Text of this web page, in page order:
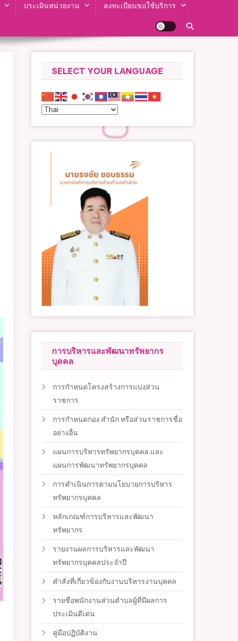
ประเมินหน่วยงาน ลงทะเบียนขอใช้บริการ
SELECT YOUR LANGUAGE
การบริหารและพัฒนาทรัพยากร
บุคคล
การกำหนดโครงสร้างการแบ่งส่วน
ราชการ
การกำหนดกอง สำนัก หรือส่วนราชการชื่อ
อย่างอื่น
แผนการบริหารทรัพยากรบุคคล และ
แผนการพัฒนาทรัพยากรบุคคล
การดำเนินการตามนโยบายการบริหาร
ทรัพยากรบุคคล
หลักเกณฑ์การบริหารและพัฒนา
ทรัพยากร
รายงานผลการบริหารและพัฒนา
ทรัพยากรบุคคลประจำปี
คำสั่งที่เกี่ยวข้องกับงานบริหารงานบุคคล
รายชื่อพนักงานส่วนตำบลผู้ที่มีผลการ
ประเมินดีเด่น
คู่มือปฏิบัติงาน